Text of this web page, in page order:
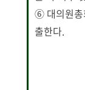
⑥ 대의원총
출한다.